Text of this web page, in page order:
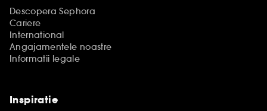
Descopera Sephora
Cariere
International
Angajamentele noastre
Informatii legale
Inspiratie